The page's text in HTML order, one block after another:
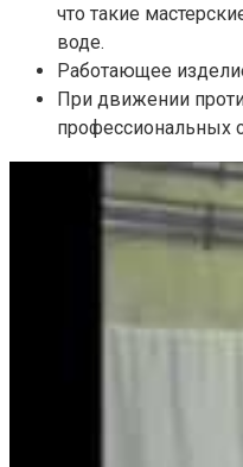
что такие
воде.
Работающее
При движении
профессиональных